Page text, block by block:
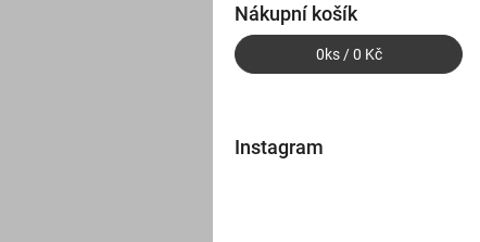
Nákupní košík
0ks /0 Kč
Instagram